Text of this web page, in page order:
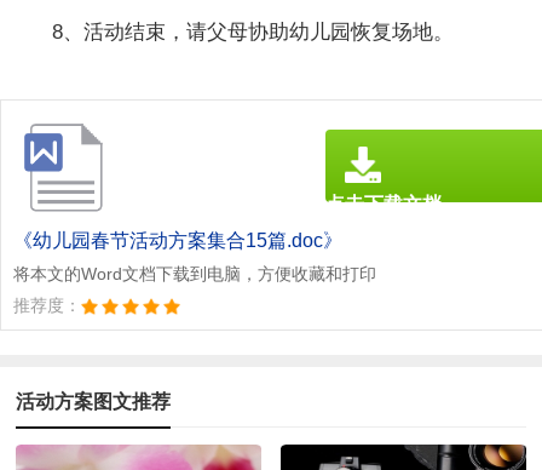
8、活动结束，请父母协助幼儿园恢复场地。
《幼儿园春节活动方案集合15篇.doc》
将本文的Word文档下载到电脑，方便收藏和打印
推荐度：
点击下载文档
文档为doc格式
活动方案图文推荐